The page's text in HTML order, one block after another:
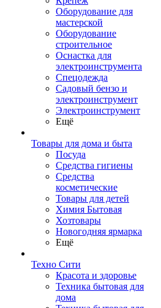
Оборудование для
мастерской
Оборудование
строительное
Оснастка для
электроинструмента
Спецодежда
Садовый бензо и
электроинструмент
Электроинструмент
Ещё
Товары для дома и быта
Посуда
Средства гигиены
Средства
косметические
Товары для детей
Химия Бытовая
Хозтовары
Новогодняя ярмарка
Ещё
Техно Сити
Красота и здоровье
Техника бытовая для
дома